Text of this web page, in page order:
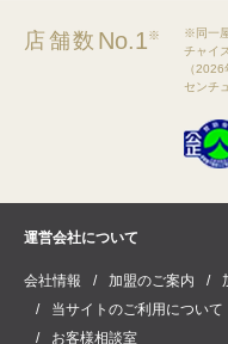
店舗数 No.1※
※同一
チャイ
（
センチ
運営会社について
会社情報 加盟のご案内
当サイトのご利用について
お客様相談室